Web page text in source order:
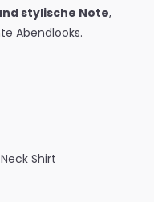
stylische Note,
Abendlooks.
Shirt